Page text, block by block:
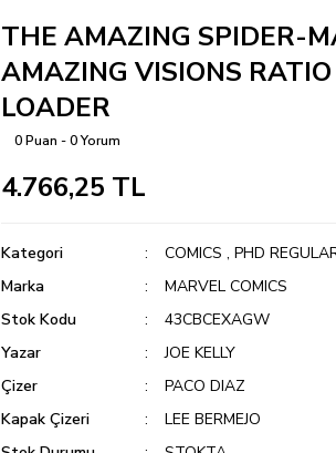
THE AMAZING SPIDER-
AMAZING VISIONS
LOADER
0 Puan - 0 Yorum
4.766,25 TL
Kategori COMICS , PHD
Marka
MARVEL COMICS
Stok Kodu
43CBCEXAGW
Yazar
JOE KELLY
Çizer
PACO DIAZ
Kapak Çizeri
LEE BERMEJO